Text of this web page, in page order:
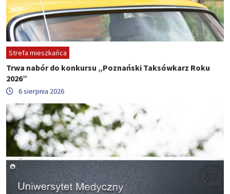
Strefa mieszkańca
Trwa nabór do konkursu „Poznański Taksówkarz Roku
2026”
6 sierpnia 2026